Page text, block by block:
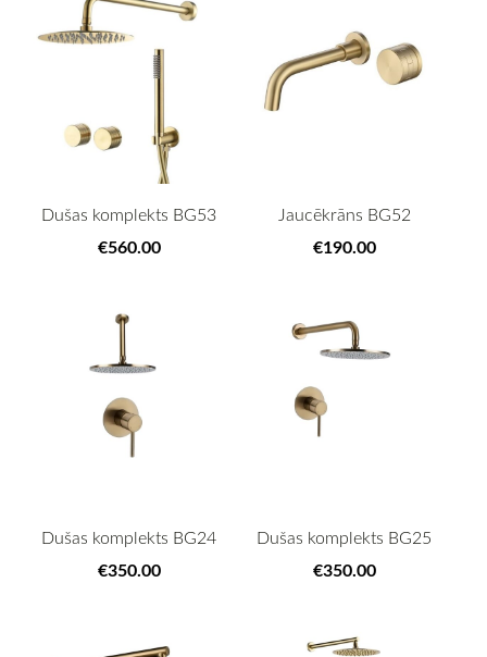
Dušas komplekts BG53
€560.00
Jaucēkrāns BG52
€190.00
Dušas komplekts BG24
€350.00
Dušas komplekts BG25
€350.00